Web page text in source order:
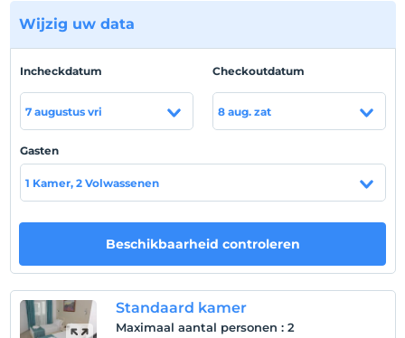
Hotelvoorwaarden
Check in
Na 14:00
Uitchecken
Voor 12:00
Huisdieren niet toegestaan
roken
rookvrije kamers
kinderen
Baby's jonger dan 2 worden niet in rekening gebracht
1 kind(eren) tot de leeftijd van 7 per kamer
wordt/worden niet in rekening gebracht
Wijzig uw data
Incheckdatum
7 augustus vri
Checkoutdatum
8 aug. zat
Gasten
1 Kamer, 2 Volwassenen
Beschikbaarheid controleren
Standaard kamer
Maximaal aantal personen : 2